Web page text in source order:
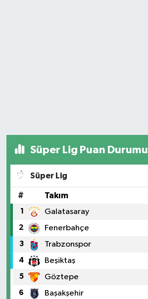
Süper Lig Puan Durumu
Süper Lig
# Takım
1 Galatasaray
2 Fenerbahçe
3 Trabzonspor
4 Beşiktaş
5 Göztepe
6 Başakşehir